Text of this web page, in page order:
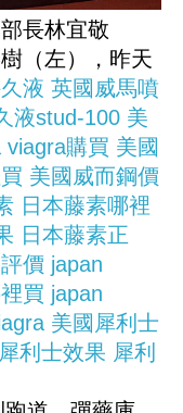
長林宜敬
（左），昨天
液 英國威馬噴
液stud-100 美
viagra購買 美國
美國威而鋼價
日本藤素哪裡
日本藤素正
價 japan
買 japan
美國犀利士
利士效果 犀利